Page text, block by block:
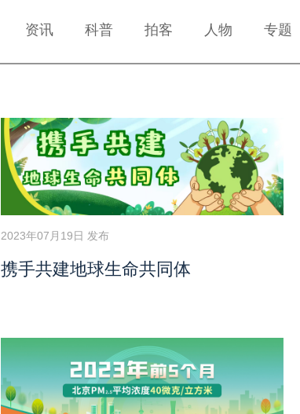
资讯 科普 拍客 人物 专题
2023年07月19日 发布
携手共建地球生命共同体